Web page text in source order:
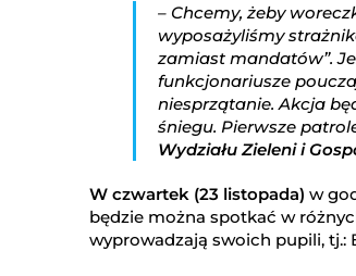
– Chcemy, żeby
wyposażyliśmy
zamiast mandatów”.
funkcjonariusze
niesprzątanie. Akcja
śniegu. Pierwsze
Wydziału Zieleni i
W czwartek (23 listopada) w
będzie można spotkać w
wyprowadzają swoich pupili, tj.: